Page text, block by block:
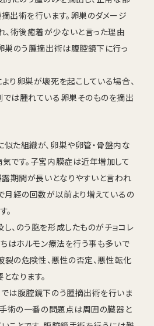
出術を行います。卵巣のダメージ
、術後癒着が少ないと言った理由
巣のう腫摘出術は腹腔鏡下に行っ
り卵巣が壊死を起こしている場合、
は腫れている卵巣そのものを摘出
た組織が、卵巣や卵管・骨盤内な
です。子宮内膜症は近年増加して
露期間が長いとなりやすいと言われ
月経の回数が以前より増えているの
。
、のう胞を形成したものがチョコレ
ちはホルモン療法を行う事も多いで
裂の危険性、悪性の否定、悪性転化
なります。
は腹腔鏡下のう腫摘出術を行いま
手術の一番の問題点は周囲の臓器と